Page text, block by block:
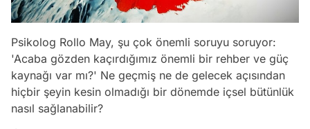
Psikolog Rollo May, şu çok önemli soruyu soruyor:
'Acaba gözden kaçırdığımız önemli bir rehber ve güç
kaynağı var mı?' Ne geçmiş ne de gelecek açısından
hiçbir şeyin kesin olmadığı bir dönemde içsel bütünlük
nasıl sağlanabilir?